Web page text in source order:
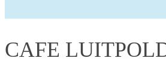
CAFE